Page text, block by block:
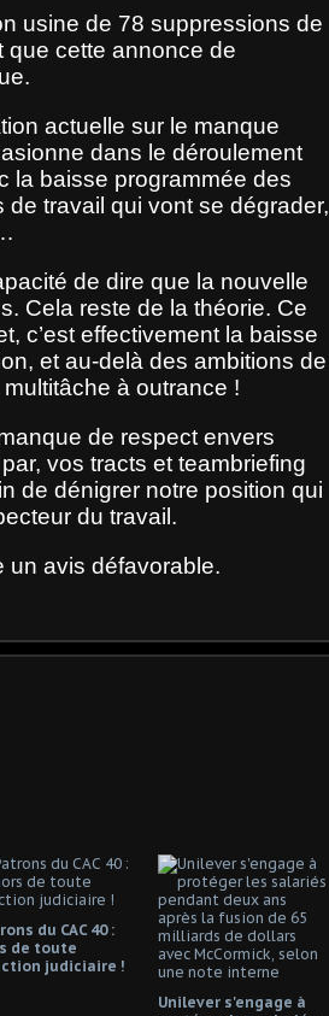
usine de 78 suppressions de
que cette annonce de
actuelle sur le manque
dans le déroulement
la baisse programmée des
travail qui vont se dégrader,
de dire que la nouvelle
Cela reste de la théorie. Ce
c’est effectivement la baisse
et au-delà des ambitions de
à outrance !
de respect envers
vos tracts et teambriefing
de dénigrer notre position qui
du travail.
un avis défavorable.
du CAC 40 :
de toute
judiciaire !
Unilever s'engage à